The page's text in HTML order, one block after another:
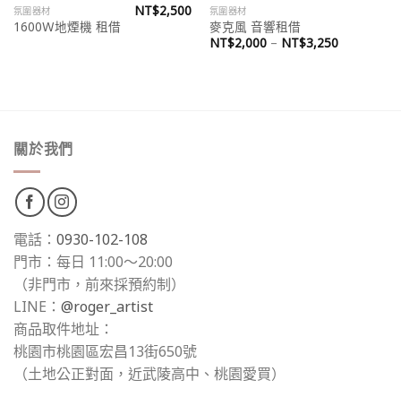
氛圍器材
1600Ｗ地煙機 租借
NT$2,500 氛圍器材
麥克風 音響租借
NT$2,000– NT$3,250
關於我們
電話： 0930-102-108
門市：每日 11:00～20:00
（非門市，前來採預約制）
LINE： @roger_artist
商品取件地址：
桃園市桃園區宏昌13街650號
（土地公正對面，近武陵高中、桃園愛買）